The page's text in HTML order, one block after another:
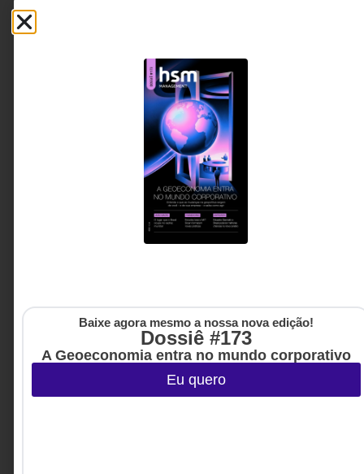
crítica de negócio, impactando investimento,
regulação e a própria sustentabilidade das
Weber Stival - Fundador e
3 MINUTOS MIN DE LEITURA
Baixe agora mesmo a nossa nova edição!
Dossiê #173
A Geoeconomia entra no mundo corporativo
Eu quero